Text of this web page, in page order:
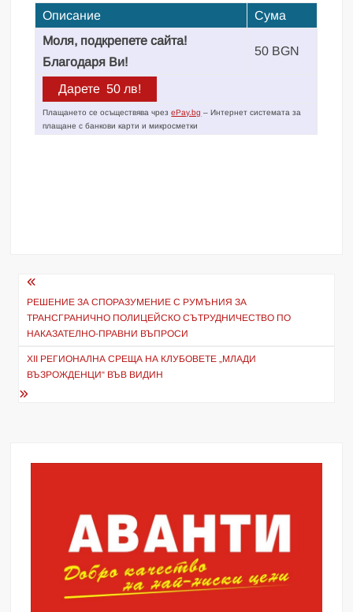
Описание
Сума
Моля, подкрепете сайта!
Благодаря Ви!
50 BGN
Плащането се осъществява чрезePay.bg – Интернет системата за
плащане с банкови карти и микросметки
Навигация
РЕШЕНИЕ ЗА СПОРАЗУМЕНИЕ С РУМЪНИЯ ЗА
ТРАНСГРАНИЧНО ПОЛИЦЕЙСКО СЪТРУДНИЧЕСТВО ПО
НАКАЗАТЕЛНО-ПРАВНИ ВЪПРОСИ
ХII РЕГИОНАЛНА СРЕЩА НА КЛУБОВЕТЕ „МЛАДИ
ВЪЗРОЖДЕНЦИ“ ВЪВ ВИДИН